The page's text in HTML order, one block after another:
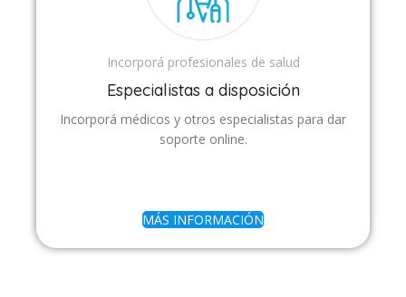
Incorporá profesionales de salud
Especialistas a disposición
Incorporá médicos y otros especialistas para dar
soporte online.
MÁS INFORMACIÓN